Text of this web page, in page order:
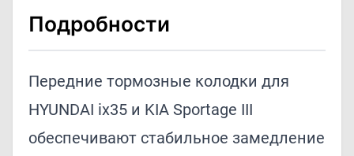
Подробности
Передние тормозные колодки для
HYUNDAI ix35 и KIA Sportage III
обеспечивают стабильное замедление